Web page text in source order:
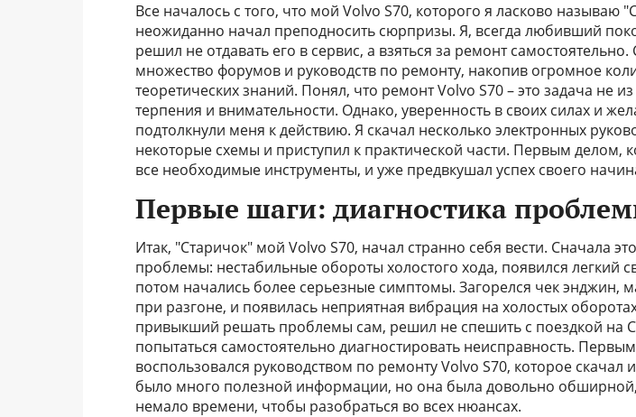
Все началось с того, что мой Volvo S70, которого я ласково называю
неожиданно начал преподносить сюрпризы. Я, всегда любивший
решил не отдавать его в сервис, а взяться за ремонт
множество форумов и руководств по ремонту, накопив огромное
теоретических знаний. Понял, что ремонт Volvo S70 – это задача не
терпения и внимательности. Однако, уверенность в своих силах и
подтолкнули меня к действию. Я скачал несколько электронных
некоторые схемы и приступил к практической части. Первым делом,
все необходимые инструменты, и уже предвкушал успех своего
Первые шаги: диагностика
Итак, "Старичок" мой Volvo S70, начал странно себя вести. Сначала
проблемы: нестабильные обороты холостого хода, появился легкий
потом начались более серьезные симптомы. Загорелся чек энджин,
при разгоне, и появилась неприятная вибрация на холостых
привыкший решать проблемы сам, решил не спешить с поездкой на
попытаться самостоятельно диагностировать неисправность.
воспользовался руководством по ремонту Volvo S70, которое скачал
было много полезной информации, но она была довольно
немало времени, чтобы разобраться во всех нюансах.